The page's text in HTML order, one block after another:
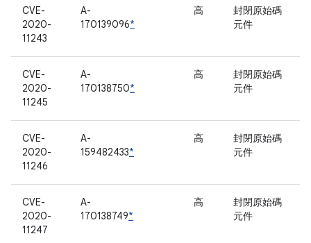
CVE-
2020-
11243
A-
170139096*
高
封閉原始碼
元件
CVE-
2020-
11245
A-
170138750*
高
封閉原始碼
元件
CVE-
2020-
11246
A-
159482433*
高
封閉原始碼
元件
CVE-
2020-
11247
A-
170138749*
高
封閉原始碼
元件